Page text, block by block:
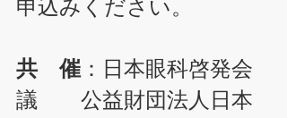
申込みください。
共　催 ：日本眼科啓発会
議　　公益財団法人日本